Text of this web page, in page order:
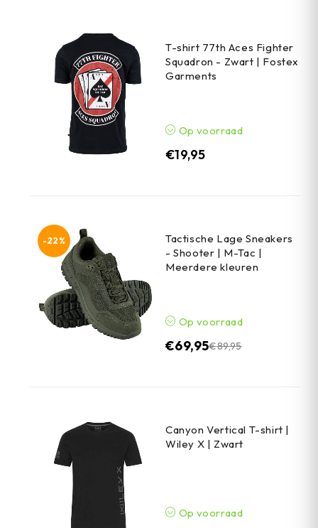
T-shirt 77th Aces Fighter
Squadron - Zwart | Fostex
Garments
Op voorraad
€19,95
-22%
Tactische Lage Sneakers
- Shooter | M-Tac |
Meerdere kleuren
Op voorraad
€89,95
€69,95
Canyon Vertical T-shirt |
Wiley X | Zwart
Op voorraad